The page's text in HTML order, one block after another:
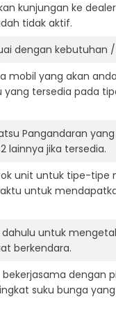
kunjungan ke
tidak aktif.
dengan
mobil yang akan
tersedia pada
Pangandaran
lainnya jika tersedia.
unit untuk tipe-tipe
untuk
untuk
berkendara.
dengan
suku bunga